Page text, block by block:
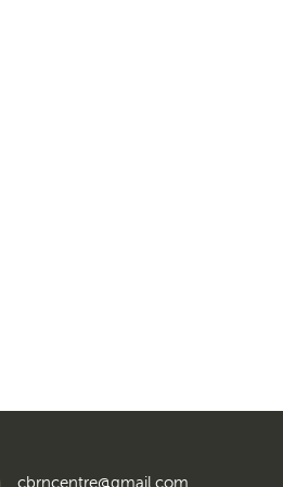
cbrncentre@gmail.com